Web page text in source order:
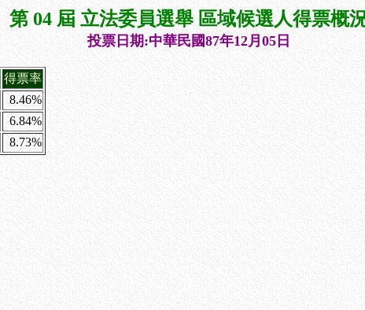
第 04 屆 立法委員選舉 區域候選人得票概
投票日期:中華民國87年12月05日
得票率
8.46%
6.84%
8.73%